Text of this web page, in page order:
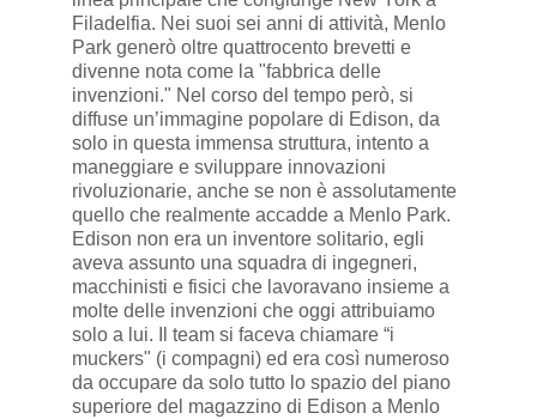
Filadelfia. Nei suoi sei anni di attività, Menlo
Park generò oltre quattrocento brevetti e
divenne nota come la "fabbrica delle
invenzioni." Nel corso del tempo però, si
diffuse un’immagine popolare di Edison, da
solo in questa immensa struttura, intento a
maneggiare e sviluppare innovazioni
rivoluzionarie, anche se non è assolutamente
quello che realmente accadde a Menlo Park.
Edison non era un inventore solitario, egli
aveva assunto una squadra di ingegneri,
macchinisti e fisici che lavoravano insieme a
molte delle invenzioni che oggi attribuiamo
solo a lui. Il team si faceva chiamare “i
muckers" (i compagni) ed era così numeroso
da occupare da solo tutto lo spazio del piano
superiore del magazzino di Edison a Menlo